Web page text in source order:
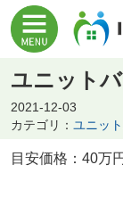
ユニット
2021-12-03
カテゴリ： ユニッ
目安価格：40万